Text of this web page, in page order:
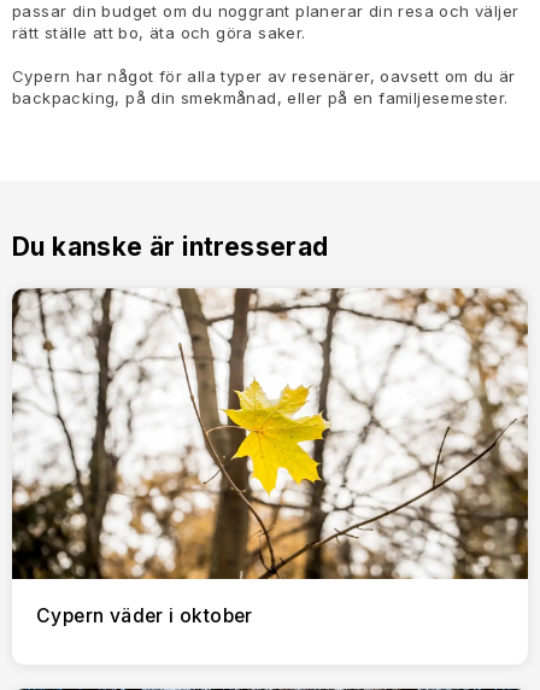
passar din budget om du noggrant planerar din resa och väljer
rätt ställe att bo, äta och göra saker.
Cypern har något för alla typer av resenärer, oavsett om du är
backpacking, på din smekmånad, eller på en familjesemester.
Du kanske är intresserad
Cypern väder i oktober